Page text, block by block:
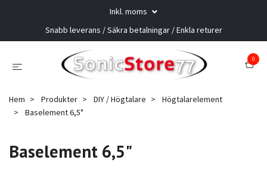
Inkl. moms
Snabb leverans / Säkra betalningar / Enkla returer
0
Hem Produkter DIY / Högtalare
Högtalarelement
Baselement 6,5"
Baselement 6,5"